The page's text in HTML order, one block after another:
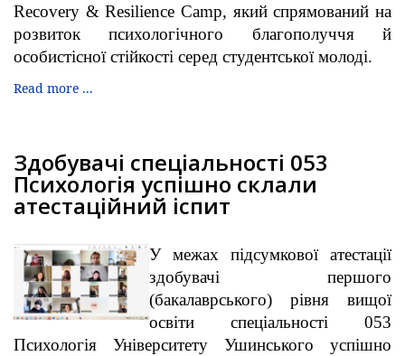
Recovery & Resilience Camp, який спрямований на
розвиток психологічного благополуччя й
особистісної стійкості серед студентської молоді.
Read more ...
Здобувачі спеціальності 053
Психологія успішно склали
атестаційний іспит
У межах підсумкової атестації
здобувачі першого
(бакалаврського) рівня вищої
освіти спеціальності 053
Психологія Університету Ушинського успішно